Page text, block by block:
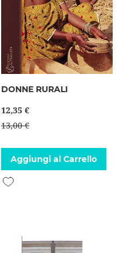
DONNE RURALI
12,35 €
13,00 €
Aggiungi al Carrello
Aggiungi alla lista desideri